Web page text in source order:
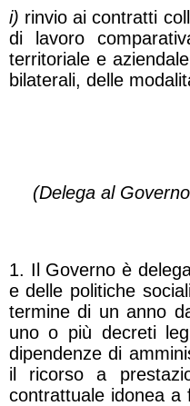
i) rinvio ai contratti
di lavoro
territoriale e
bilaterali, delle
(Delega al
1. Il Governo è
e delle politiche
termine di un anno
uno o più decreti
dipendenze di
il ricorso a
contrattuale idonea a